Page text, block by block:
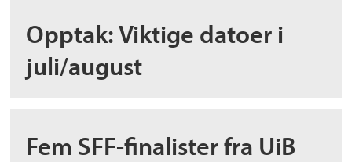
Opptak: Viktige datoer i
juli/august
Fem SFF-finalister fra UiB